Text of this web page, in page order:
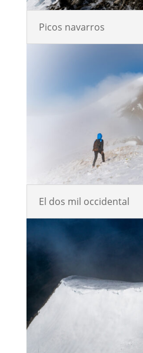
Picos navarros
El dos mil occidental